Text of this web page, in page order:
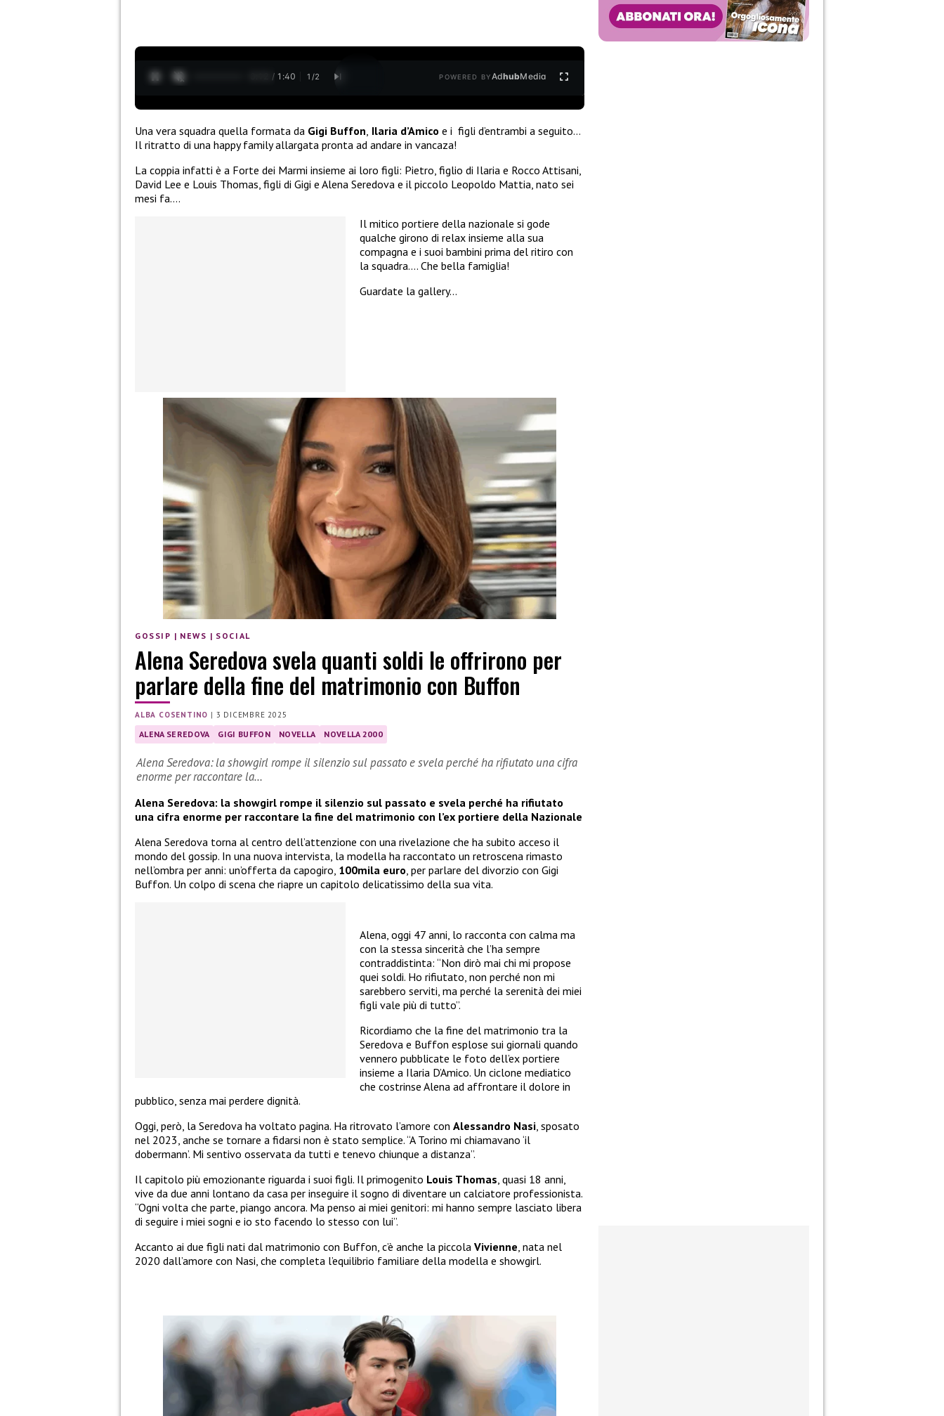
0:13 / 1:40 1 /2 POWERED BYAdhubMedia
Una vera squadra quella formata da Gigi Buffon Ilaria d’Amico e i figli d’entrambi a seguito…
Il ritratto di una happy family allargata pronta ad andare in vancaza!
La coppia infatti è a Forte dei Marmi insieme ai loro figli: Pietro, figlio di Ilaria e Rocco Attisani,
David Lee e Louis Thomas, figli di Gigi e Alena Seredova e il piccolo Leopoldo Mattia, nato sei
mesi fa….
Il mitico portiere della nazionale si gode
qualche girono di relax insieme alla sua
compagna e i suoi bambini prima del ritiro con
la squadra…. Che bella famiglia!
Guardate la gallery…
GOSSIP | NEWS | SOCIAL
Alena Seredova svela quanti soldi le offrirono per
parlare della fine del matrimonio con Buffon
ALBA COSENTINO | 3 DICEMBRE 2025
ALENA SEREDOVA GIGI BUFFON NOVELLA NOVELLA 2000
Alena Seredova: la showgirl rompe il silenzio sul passato e svela perché ha rifiutato una cifra
enorme per raccontare la…
Alena Seredova: la showgirl rompe il silenzio sul passato e svela perché ha rifiutato
una cifra enorme per raccontare la fine del matrimonio con l’ex portiere della Nazionale
Alena Seredova torna al centro dell’attenzione con una rivelazione che ha subito acceso il
mondo del gossip. In una nuova intervista, la modella ha raccontato un retroscena rimasto
nell’ombra per anni: un’offerta da capogiro, 100mila euro , per parlare del divorzio con Gigi
Buffon. Un colpo di scena che riapre un capitolo delicatissimo della sua vita.
Alena, oggi 47 anni, lo racconta con calma ma
con la stessa sincerità che l’ha sempre
contraddistinta: “Non dirò mai chi mi propose
quei soldi. Ho rifiutato, non perché non mi
sarebbero serviti, ma perché la serenità dei miei
figli vale più di tutto”.
Ricordiamo che la fine del matrimonio tra la
Seredova e Buffon esplose sui giornali quando
vennero pubblicate le foto dell’ex portiere
insieme a Ilaria D’Amico. Un ciclone mediatico
che costrinse Alena ad affrontare il dolore in
pubblico, senza mai perdere dignità.
Oggi, però, la Seredova ha voltato pagina. Ha ritrovato l’amore con Alessandro Nasi , sposato
nel 2023, anche se tornare a fidarsi non è stato semplice. “A Torino mi chiamavano ‘il
dobermann’. Mi sentivo osservata da tutti e tenevo chiunque a distanza”.
Il capitolo più emozionante riguarda i suoi figli. Il primogenito Louis Thomas , quasi 18 anni,
vive da due anni lontano da casa per inseguire il sogno di diventare un calciatore professionista.
“Ogni volta che parte, piango ancora. Ma penso ai miei genitori: mi hanno sempre lasciato libera
di seguire i miei sogni e io sto facendo lo stesso con lui”.
Accanto ai due figli nati dal matrimonio con Buffon, c’è anche la piccola Vivienne , nata nel
2020 dall’amore con Nasi, che completa l’equilibrio familiare della modella e showgirl.